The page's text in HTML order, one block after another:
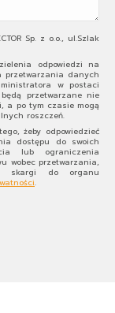
Sp. z o.o., ul.Szlak
odpowiedzi na
przetwarzania danych
w postaci
przetwarzane nie
a po tym czasie mogą
roszczeń.
żeby odpowiedzieć
dostępu do swoich
lub ograniczenia
wobec przetwarzania,
skargi do organu
.